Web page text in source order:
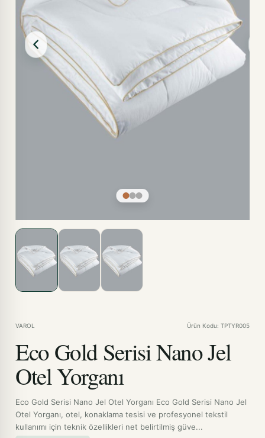
VAROL Ürün Kodu: TPTYR005
Eco Gold Serisi Nano Jel
Otel Yorganı
Eco Gold Serisi Nano Jel Otel Yorganı Eco Gold Serisi Nano Jel
Otel Yorganı, otel, konaklama tesisi ve profesyonel tekstil
kullanımı için teknik özellikleri net belirtilmiş güve...